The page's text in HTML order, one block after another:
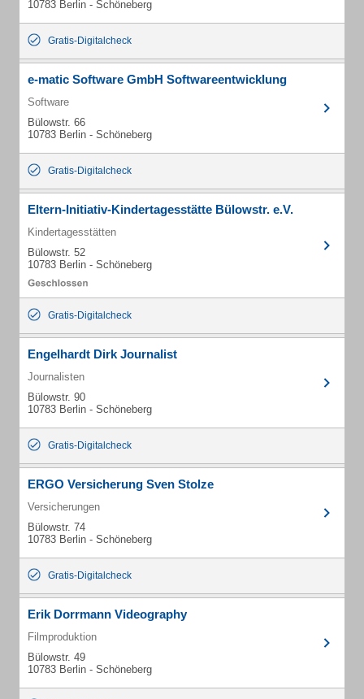
10783 Berlin - Schöneberg
Gratis-Digitalcheck
e-matic Software GmbH Softwareentwicklung
Software
Bülowstr. 66
10783 Berlin - Schöneberg
Gratis-Digitalcheck
Eltern-Initiativ-Kindertagesstätte Bülowstr. e.V.
Kindertagesstätten
Bülowstr. 52
10783 Berlin - Schöneberg
Gratis-Digitalcheck
Engelhardt Dirk Journalist
Journalisten
Bülowstr. 90
10783 Berlin - Schöneberg
Gratis-Digitalcheck
ERGO Versicherung Sven Stolze
Versicherungen
Bülowstr. 74
10783 Berlin - Schöneberg
Gratis-Digitalcheck
Erik Dorrmann Videography
Filmproduktion
Bülowstr. 49
10783 Berlin - Schöneberg